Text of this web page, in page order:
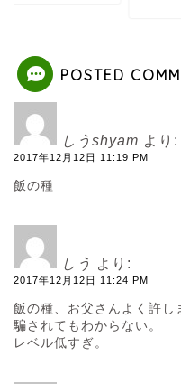
POSTED
しうshyam より:
2017年12月12日 11:19 PM
飯の種
しう より:
2017年12月12日 11:24 PM
飯の種、お父さんよく許し
騙されてもわからない。
レベル低すぎ。